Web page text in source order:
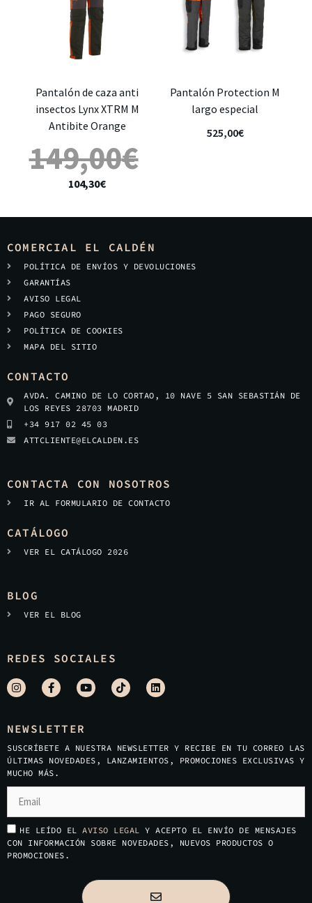
Pantalón de caza anti
insectos Lynx XTRM M
Antibite Orange
149,00€
104,30€
Pantalón Protection M
largo especial
525,00€
COMERCIAL EL CALDÉN
POLÍTICA DE ENVÍOS Y DEVOLUCIONES
GARANTÍAS
AVISO LEGAL
PAGO SEGURO
POLÍTICA DE COOKIES
MAPA DEL SITIO
CONTACTO
AVDA. CAMINO DE LO CORTAO, 10 NAVE 5 SAN SEBASTIÁN DE
LOS REYES 28703 MADRID
+34 917 02 45 03
ATTCLIENTE@ELCALDEN.ES
CONTACTA CON NOSOTROS
IR AL FORMULARIO DE CONTACTO
CATÁLOGO
VER EL CATÁLOGO 2026
BLOG
VER EL BLOG
REDES SOCIALES
NEWSLETTER
SUSCRÍBETE A NUESTRA NEWSLETTER Y RECIBE EN TU CORREO LAS
ÚLTIMAS NOVEDADES, LANZAMIENTOS, PROMOCIONES EXCLUSIVAS Y
MUCHO MÁS.
HE LEÍDO EL AVISO LEGAL Y ACEPTO EL ENVÍO DE MENSAJES
CON INFORMACIÓN SOBRE NOVEDADES, NUEVOS PRODUCTOS O
PROMOCIONES.